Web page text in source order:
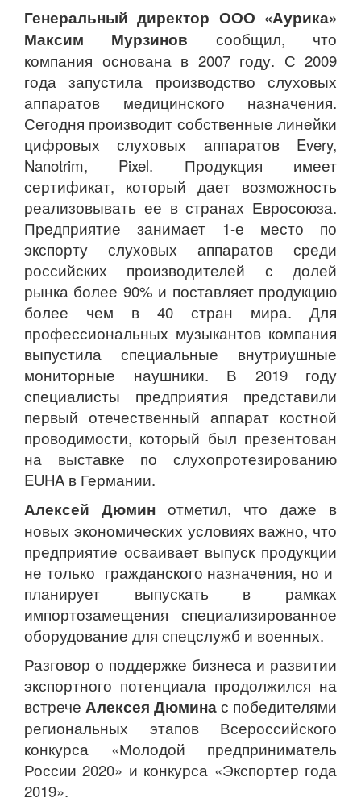
Генеральный директор ООО «Аурика»
Максим Мурзинов сообщил, что
компания основана в 2007 году. С 2009
года запустила производство слуховых
аппаратов медицинского назначения.
Сегодня производит собственные линейки
цифровых слуховых аппаратов Every,
Nanotrim, Pixel. Продукция имеет
сертификат, который дает возможность
реализовывать ее в странах Евросоюза.
Предприятие занимает 1-е место по
экспорту слуховых аппаратов среди
российских производителей с долей
рынка более 90% и поставляет продукцию
более чем в 40 стран мира. Для
профессиональных музыкантов компания
выпустила специальные внутриушные
мониторные наушники. В 2019 году
специалисты предприятия представили
первый отечественный аппарат костной
проводимости, который был презентован
на выставке по слухопротезированию
EUHA в Германии.
Алексей Дюмин отметил, что даже в
новых экономических условиях важно, что
предприятие осваивает выпуск продукции
не только гражданского назначения, но и
планирует выпускать в рамках
импортозамещения специализированное
оборудование для спецслужб и военных.
Разговор о поддержке бизнеса и развитии
экспортного потенциала продолжился на
встрече Алексея Дюминас победителями
региональных этапов Всероссийского
конкурса «Молодой предприниматель
России 2020» и конкурса «Экспортер года
2019».